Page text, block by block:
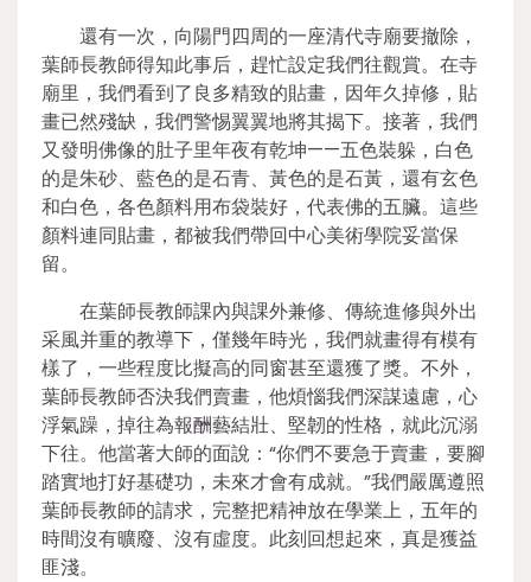
還有一次，向陽門四周的一座清代寺廟要撤除，
葉師長教師得知此事后，趕忙設定我們往觀賞。在寺
廟里，我們看到了良多精致的貼畫，因年久掉修，貼
畫已然殘缺，我們警惕翼翼地將其揭下。接著，我們
又發明佛像的肚子里年夜有乾坤——五色裝躲，白色
的是朱砂、藍色的是石青、黃色的是石黃，還有玄色
和白色，各色顏料用布袋裝好，代表佛的五臟。這些
顏料連同貼畫，都被我們帶回中心美術學院妥當保
留。
在葉師長教師課內與課外兼修、傳統進修與外出
采風并重的教導下，僅幾年時光，我們就畫得有模有
樣了，一些程度比擬高的同窗甚至還獲了獎。不外，
葉師長教師否決我們賣畫，他煩惱我們深謀遠慮，心
浮氣躁，掉往為報酬藝結壯、堅韌的性格，就此沉溺
下往。他當著大師的面說：“你們不要急于賣畫，要腳
踏實地打好基礎功，未來才會有成就。”我們嚴厲遵照
葉師長教師的請求，完整把精神放在學業上，五年的
時間沒有曠廢、沒有虛度。此刻回想起來，真是獲益
匪淺。